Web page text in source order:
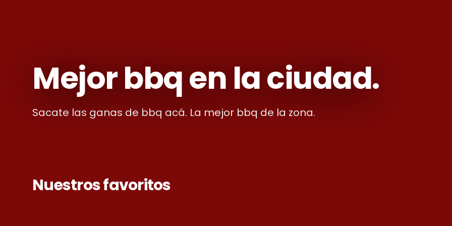
Mejor bbq en la ciudad.
Sacate las ganas de bbq acá. La mejor bbq de la zona.
Nuestros favoritos